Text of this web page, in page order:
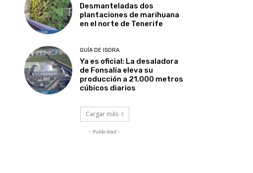
Desmanteladas dos
plantaciones de marihuana
en el norte de Tenerife
GUÍA DE ISORA
Ya es oficial: La desaladora
de Fonsalía eleva su
producción a 21.000 metros
cúbicos diarios
Cargar más
- Publicidad -